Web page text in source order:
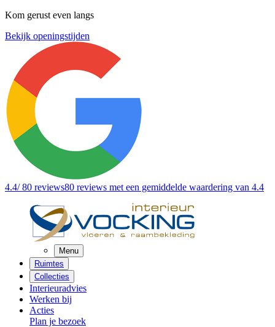
Kom gerust even langs
Bekijk openingstijden
4.4/ 80 reviews80 reviews met een gemiddelde waardering van 4.4
Menu
Ruimtes
Collecties
Interieuradvies
Werken bij
Acties
Plan je bezoek